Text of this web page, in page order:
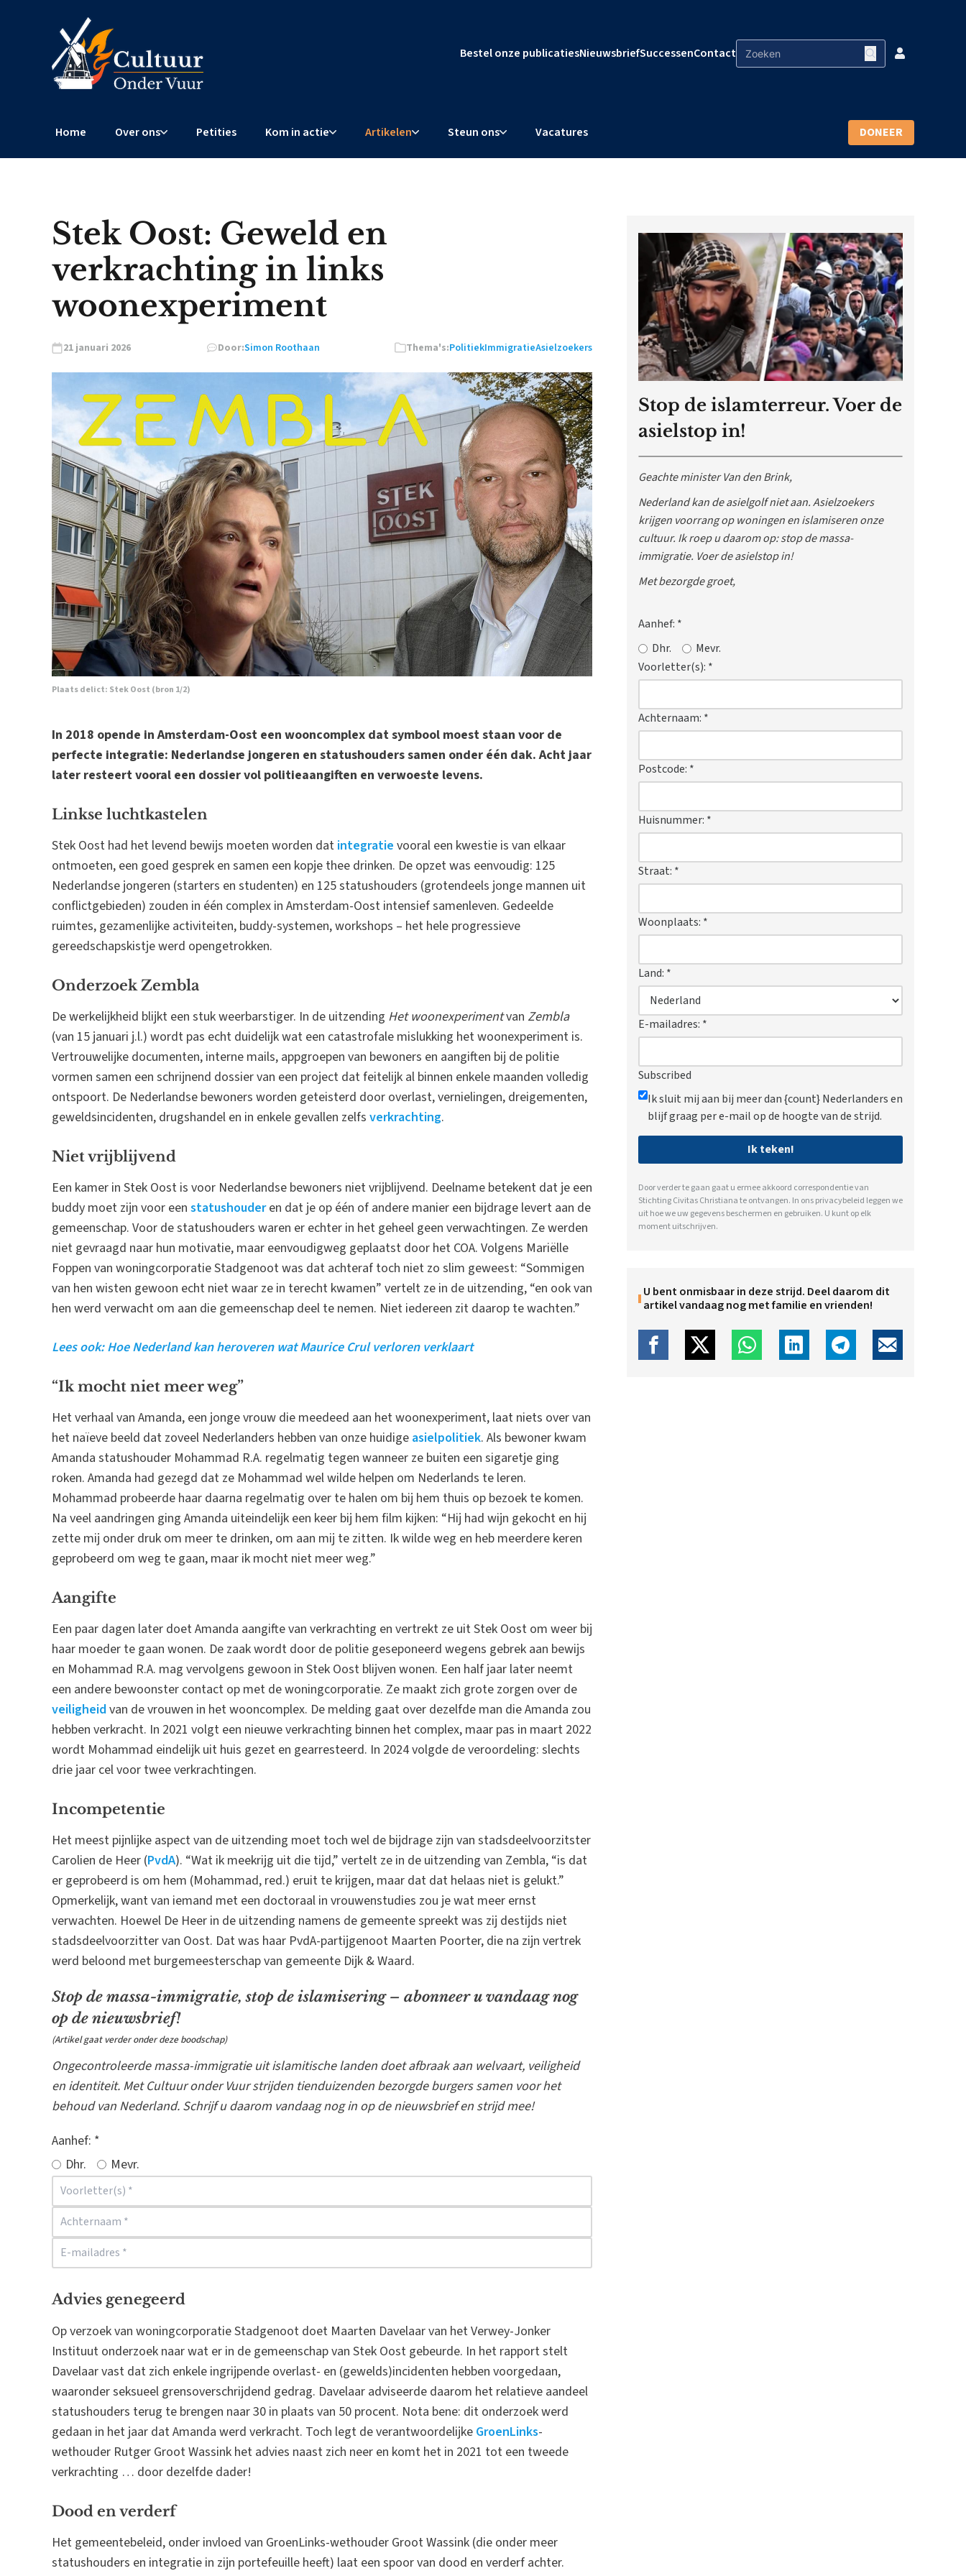
Bestel onze publicatiesNieuwsbriefSuccessenContact
Home Over ons Petities Kom in actie Artikelen Steun ons Vacatures DONEER
Stek Oost: Geweld en
verkrachting in links
woonexperiment
21 januari 2026 Door:Simon Roothaan Thema's:PolitiekImmigratieAsielzoekers
Plaats delict: Stek Oost (bron 1/2)
In 2018 opende in Amsterdam-Oost een wooncomplex dat symbool moest staan voor de
perfecte integratie: Nederlandse jongeren en statushouders samen onder één dak. Acht jaar
later resteert vooral een dossier vol politieaangiften en verwoeste levens.
Linkse luchtkastelen
Stek Oost had het levend bewijs moeten worden dat integratie vooral een kwestie is van elkaar
ontmoeten, een goed gesprek en samen een kopje thee drinken. De opzet was eenvoudig: 125
Nederlandse jongeren (starters en studenten) en 125 statushouders (grotendeels jonge mannen uit
conflictgebieden) zouden in één complex in Amsterdam-Oost intensief samenleven. Gedeelde
ruimtes, gezamenlijke activiteiten, buddy-systemen, workshops – het hele progressieve
gereedschapskistje werd opengetrokken.
Onderzoek Zembla
De werkelijkheid blijkt een stuk weerbarstiger. In de uitzending Het woonexperimentvan Zembla
(van 15 januari j.l.) wordt pas echt duidelijk wat een catastrofale mislukking het woonexperiment is.
Vertrouwelijke documenten, interne mails, appgroepen van bewoners en aangiften bij de politie
vormen samen een schrijnend dossier van een project dat feitelijk al binnen enkele maanden volledig
ontspoort. De Nederlandse bewoners worden geteisterd door overlast, vernielingen, dreigementen,
geweldsincidenten, drugshandel en in enkele gevallen zelfs verkrachting.
Niet vrijblijvend
Een kamer in Stek Oost is voor Nederlandse bewoners niet vrijblijvend. Deelname betekent dat je een
buddy moet zijn voor een statushouderen dat je op één of andere manier een bijdrage levert aan de
gemeenschap. Voor de statushouders waren er echter in het geheel geen verwachtingen. Ze werden
niet gevraagd naar hun motivatie, maar eenvoudigweg geplaatst door het COA. Volgens Mariëlle
Foppen van woningcorporatie Stadgenoot was dat achteraf toch niet zo slim geweest: “Sommigen
van hen wisten gewoon echt niet waar ze in terecht kwamen” vertelt ze in de uitzending, “en ook van
hen werd verwacht om aan die gemeenschap deel te nemen. Niet iedereen zit daarop te wachten.”
Lees ook: Hoe Nederland kan heroveren wat Maurice Crul verloren verklaart
“Ik mocht niet meer weg”
Het verhaal van Amanda, een jonge vrouw die meedeed aan het woonexperiment, laat niets over van
het naïeve beeld dat zoveel Nederlanders hebben van onze huidige asielpolitiek. Als bewoner kwam
Amanda statushouder Mohammad R.A. regelmatig tegen wanneer ze buiten een sigaretje ging
roken. Amanda had gezegd dat ze Mohammad wel wilde helpen om Nederlands te leren.
Mohammad probeerde haar daarna regelmatig over te halen om bij hem thuis op bezoek te komen.
Na veel aandringen ging Amanda uiteindelijk een keer bij hem film kijken: “Hij had wijn gekocht en hij
zette mij onder druk om meer te drinken, om aan mij te zitten. Ik wilde weg en heb meerdere keren
geprobeerd om weg te gaan, maar ik mocht niet meer weg.”
Aangifte
Een paar dagen later doet Amanda aangifte van verkrachting en vertrekt ze uit Stek Oost om weer bij
haar moeder te gaan wonen. De zaak wordt door de politie geseponeerd wegens gebrek aan bewijs
en Mohammad R.A. mag vervolgens gewoon in Stek Oost blijven wonen. Een half jaar later neemt
een andere bewoonster contact op met de woningcorporatie. Ze maakt zich grote zorgen over de
veiligheidvan de vrouwen in het wooncomplex. De melding gaat over dezelfde man die Amanda zou
hebben verkracht. In 2021 volgt een nieuwe verkrachting binnen het complex, maar pas in maart 2022
wordt Mohammad eindelijk uit huis gezet en gearresteerd. In 2024 volgde de veroordeling: slechts
drie jaar cel voor twee verkrachtingen.
Incompetentie
Het meest pijnlijke aspect van de uitzending moet toch wel de bijdrage zijn van stadsdeelvoorzitster
Carolien de Heer (PvdA). “Wat ik meekrijg uit die tijd,” vertelt ze in de uitzending van Zembla, “is dat
er geprobeerd is om hem (Mohammad, red.) eruit te krijgen, maar dat dat helaas niet is gelukt.”
Opmerkelijk, want van iemand met een doctoraal in vrouwenstudies zou je wat meer ernst
verwachten. Hoewel De Heer in de uitzending namens de gemeente spreekt was zij destijds niet
stadsdeelvoorzitter van Oost. Dat was haar PvdA-partijgenoot Maarten Poorter, die na zijn vertrek
werd beloond met burgemeesterschap van gemeente Dijk & Waard.
Stop de massa-immigratie, stop de islamisering – abonneer u vandaag nog
op de nieuwsbrief!
(Artikel gaat verder onder deze boodschap)
Ongecontroleerde massa-immigratie uit islamitische landen doet afbraak aan welvaart, veiligheid
en identiteit. Met Cultuur onder Vuur strijden tienduizenden bezorgde burgers samen voor het
behoud van Nederland. Schrijf u daarom vandaag nog in op de nieuwsbrief en strijd mee!
Aanhef: *
Dhr.
Mevr.
Advies genegeerd
Op verzoek van woningcorporatie Stadgenoot doet Maarten Davelaar van het Verwey-Jonker
Instituut onderzoek naar wat er in de gemeenschap van Stek Oost gebeurde. In het rapport stelt
Davelaar vast dat zich enkele ingrijpende overlast- en (gewelds)incidenten hebben voorgedaan,
waaronder seksueel grensoverschrijdend gedrag. Davelaar adviseerde daarom het relatieve aandeel
statushouders terug te brengen naar 30 in plaats van 50 procent. Nota bene: dit onderzoek werd
gedaan in het jaar dat Amanda werd verkracht. Toch legt de verantwoordelijke GroenLinks-
wethouder Rutger Groot Wassink het advies naast zich neer en komt het in 2021 tot een tweede
verkrachting … door dezelfde dader!
Dood en verderf
Het gemeentebeleid, onder invloed van GroenLinks-wethouder Groot Wassink (die onder meer
statushouders en integratie in zijn portefeuille heeft) laat een spoor van dood en verderf achter.
Stop de islamterreur. Voer de
asielstop in!
Geachte minister Van den Brink,
Nederland kan de asielgolf niet aan. Asielzoekers
krijgen voorrang op woningen en islamiseren onze
cultuur. Ik roep u daarom op: stop de massa-
immigratie. Voer de asielstop in!
Met bezorgde groet,
Aanhef: *
Dhr.
Mevr.
Voorletter(s): *
Achternaam: *
Postcode: *
Huisnummer: *
Straat: *
Woonplaats: *
Land: *
E-mailadres: *
Subscribed
Ik sluit mij aan bij meer dan {count} Nederlanders en
blijf graag per e-mail op de hoogte van de strijd.
Ik teken!
Door verder te gaan gaat u ermee akkoord correspondentie van
Stichting Civitas Christiana te ontvangen. In onsprivacybeleid leggen we
uit hoe we uw gegevens beschermen en gebruiken. U kunt op elk
moment uitschrijven.
U bent onmisbaar in deze strijd. Deel daarom dit
artikel vandaag nog met familie en vrienden!